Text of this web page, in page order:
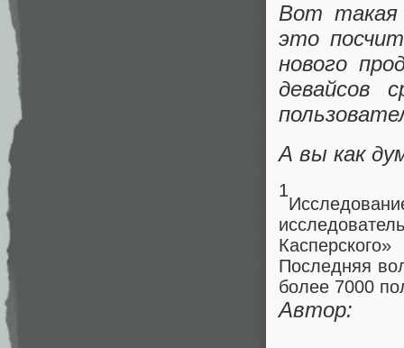
Вот такая
это
нового
девайсов
А вы как
1
Последняя
более 7000
Автор: